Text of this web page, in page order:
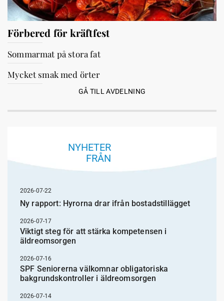
Förbered för kräftfest
Sommarmat på stora fat
Mycket smak med örter
GÅ TILL AVDELNING
NYHETER
FRÅN
2026-07-22
Ny rapport: Hyrorna drar ifrån bostadstillägget
2026-07-17
Viktigt steg för att stärka kompetensen i
äldreomsorgen
2026-07-16
SPF Seniorerna välkomnar obligatoriska
bakgrundskontroller i äldreomsorgen
2026-07-14